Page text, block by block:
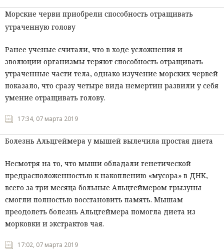
Морские черви приобрели способность отращивать
утраченную голову
Ранее ученые считали, что в ходе усложнения и
эволюции организмы теряют способность отращивать
утраченные части тела, однако изучение морских червей
показало, что сразу четыре вида немертин развили у себя
умение отращивать голову.
17:34, 07 марта 2019
Болезнь Альцгеймера у мышей вылечила простая диета
Несмотря на то, что мыши обладали генетической
предрасположенностью к накоплению «мусора» в ДНК,
всего за три месяца больные Альцгеймером грызуны
смогли полностью восстановить память. Мышам
преодолеть болезнь Альцгеймера помогла диета из
морковки и экстрактов чая.
17:02, 07 марта 2019